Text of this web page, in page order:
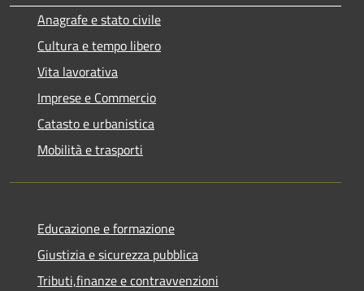
Anagrafe e stato civile
Cultura e tempo libero
Vita lavorativa
Imprese e Commercio
Catasto e urbanistica
Mobilità e trasporti
Educazione e formazione
Giustizia e sicurezza pubblica
Tributi,finanze e contravvenzioni